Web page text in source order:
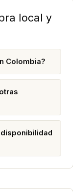
local y
Colombia?